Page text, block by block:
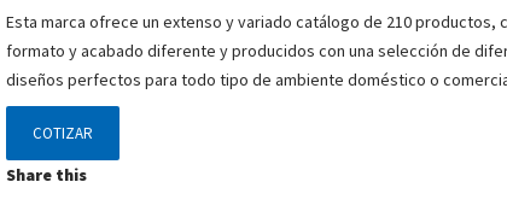
Esta marca ofrece un extenso y variado catálogo de 210 productos,
formato y acabado diferente y producidos con una selección de
diseños perfectos para todo tipo de ambiente doméstico o
COTIZAR
Share this